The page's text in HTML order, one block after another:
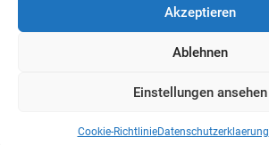
Akzeptieren
Ablehnen
Einstellungen ansehen
Cookie-RichtlinieDatenschutzerklaerung